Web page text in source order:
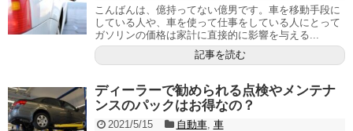
こんばんは、億持ってない億男です。車を移動手段に
している人や、車を使って仕事をしている人にとって
ガソリンの価格は家計に直接的に影響を与える...
記事を読む
ディーラーで勧められる点検やメンテナ
ンスのパックはお得なの？
2021/5/15 自動車, 車